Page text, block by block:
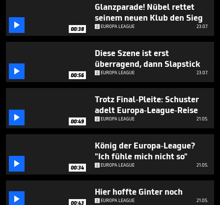
seconds
 00:38
Glanzparade! Nübel rettet
seinem neuen Klub den Sieg
EUROPA LEAGUE 23.07.
 00:56
Diese Szene ist erst
überragend, dann Slapstick
EUROPA LEAGUE 23.07.
 00:49
Trotz Final-Pleite: Schuster
adelt Europa-League-Reise
EUROPA LEAGUE 21.05.
 00:34
König der Europa-League?
"Ich fühle mich nicht so"
EUROPA LEAGUE 21.05.
 00:43
Hier hoffte Ginter noch
EUROPA LEAGUE 21.05.